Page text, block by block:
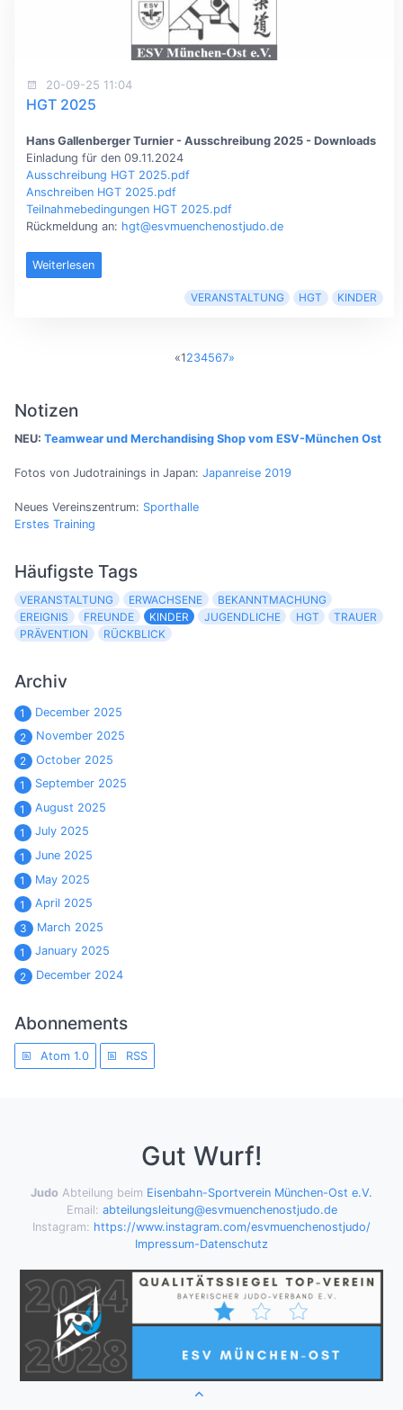
20-09-25 11:04
HGT 2025
Hans Gallenberger Turnier - Ausschreibung 2025 - Downloads
Einladung für den 09.11.2024
Ausschreibung HGT 2025.pdf
Anschreiben HGT 2025.pdf
Teilnahmebedingungen HGT 2025.pdf
Rückmeldung an: hgt@esvmuenchenostjudo.de
Weiterlesen
VERANSTALTUNG HGT KINDER
«1234567»
Notizen
NEU: Teamwear und Merchandising Shop vom ESV-München Ost
Fotos von Judotrainings in Japan: Japanreise 2019
Neues Vereinszentrum: Sporthalle
Erstes Training
Häufigste Tags
VERANSTALTUNG ERWACHSENE
BEKANNTMACHUNG
EREIGNIS
FREUNDE KINDER JUGENDLICHE HGT
TRAUER
PRÄVENTION
RÜCKBLICK
Archiv
1
December 2025
2
November 2025
2
October 2025
1
September 2025
1
August 2025
1
July 2025
1
June 2025
1
May 2025
1
April 2025
3
March 2025
1
January 2025
2
December 2024
Abonnements
Atom 1.0 RSS
Gut Wurf!
Judo Abteilung beim Eisenbahn-Sportverein München-Ost e.V.
Email: abteilungsleitung@esvmuenchenostjudo.de
Instagram: https://www.instagram.com/esvmuenchenostjudo/
Impressum-Datenschutz